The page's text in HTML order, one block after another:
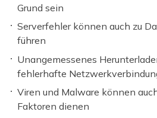
Grund sein
Serverfehler können auch zu
führen
Unangemessenes
fehlerhafte
Viren und Malware können
Faktoren dienen